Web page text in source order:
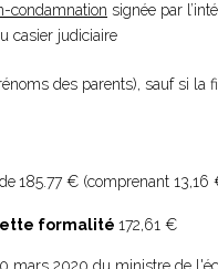
condamnation signée par
casier judiciaire
des parents), sauf si la
185.77 € (comprenant 13,16
formalité 172,61 €